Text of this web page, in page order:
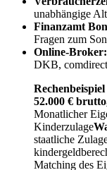
unabhängige
Finanzamt
Fragen zum
Online-Broker:
DKB, comdirect
52.000 €
Monatlicher
Kinderzulage
staatliche
Matching des